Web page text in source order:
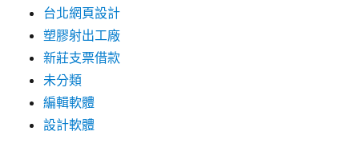
台北網頁設計
塑膠射出工廠
新莊支票借款
未分類
編輯軟體
設計軟體